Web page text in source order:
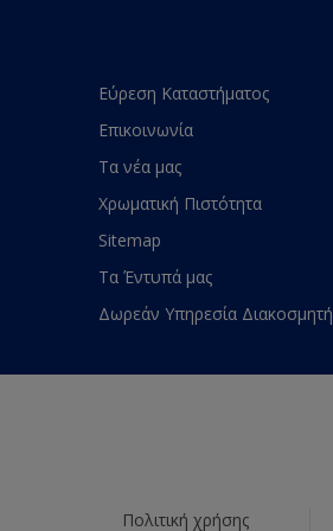
Εύρεση Καταστήματος
Επικοινωνία
Τα νέα μας
Χρωματική Πιστότητα
Sitemap
Τα Έντυπά μας
Δωρεάν Υπηρεσία Διακοσμητή
Πολιτική χρήσης